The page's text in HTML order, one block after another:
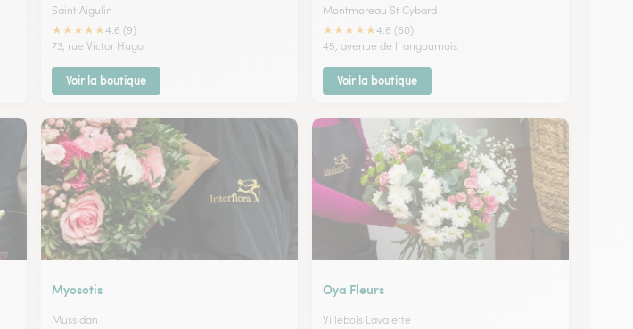
Saint Aigulin
★★★★★4.6 (9)
73, rue Victor Hugo
Voir la boutique
Montmoreau St Cybard
★★★★★4.6 (60)
45, avenue de l' angoumois
Voir la boutique
Myosotis
Mussidan
Oya Fleurs
Villebois Lavalette